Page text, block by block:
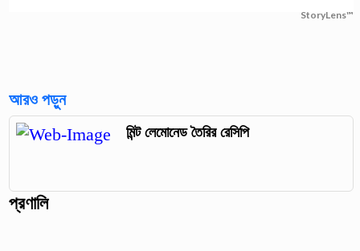
StoryLens™
আরও পড়ুন
মিন্ট লেমোনেড তৈরির রেসিপি
প্রণালি